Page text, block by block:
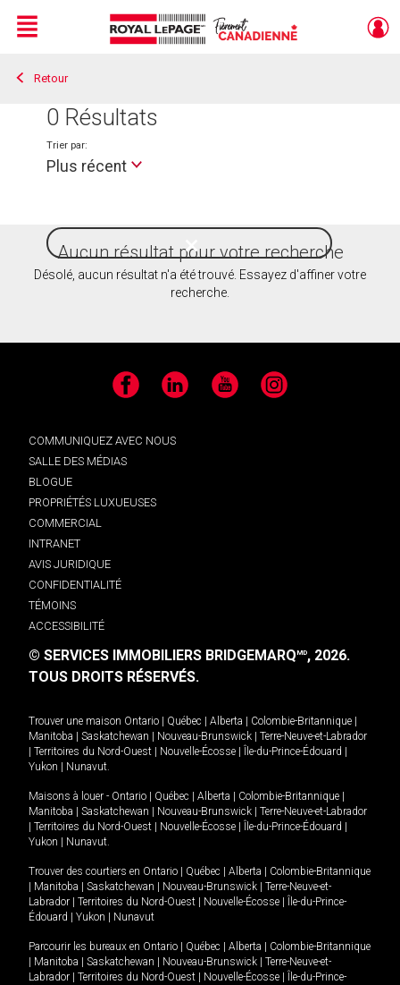
Live
En Direct
Menu
Retour
0 Résultats
Style
de
vie
Trier par:
Plus récent
Aucun résultat pour votre recherche
Désolé, aucun résultat n'a été trouvé. Essayez d'affiner votre
recherche.
Facebook LinkedIn YouTube Instagram
COMMUNIQUEZ AVEC NOUS
SALLE DES MÉDIAS
BLOGUE
PROPRIÉTÉS LUXUEUSES
COMMERCIAL
INTRANET
AVIS JURIDIQUE
CONFIDENTIALITÉ
TÉMOINS
ACCESSIBILITÉ
© SERVICES IMMOBILIERS BRIDGEMARQMD, 2026.
TOUS DROITS RÉSERVÉS.
Trouver une maison Ontario Québec Alberta Colombie-Britannique
Manitoba
Saskatchewan Nouveau-Brunswick
Terre-Neuve-et-Labrador
Territoires du Nord-Ouest Nouvelle-Écosse Île-du-Prince-Édouard
Yukon
Nunavut.
Maisons à louer - Ontario Québec Alberta Colombie-Britannique
Manitoba
Saskatchewan Nouveau-Brunswick
Terre-Neuve-et-Labrador
Territoires du Nord-Ouest Nouvelle-Écosse Île-du-Prince-Édouard
Yukon
Nunavut.
Trouver des courtiers en Ontario Québec Alberta
Colombie-Britannique
Manitoba Saskatchewan Nouveau-Brunswick
Terre-Neuve-et-
Labrador
Territoires du Nord-Ouest Nouvelle-Écosse
Île-du-Prince-
Édouard
Yukon Nunavut
Parcourir les bureaux en Ontario Québec Alberta
Colombie-Britannique
Manitoba Saskatchewan Nouveau-Brunswick
Terre-Neuve-et-
Labrador
Territoires du Nord-Ouest Nouvelle-Écosse
Île-du-Prince-